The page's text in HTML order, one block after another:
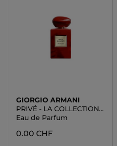
GIORGIO ARMANI
PRIVÉ - LA COLLECTION
DES TERR
Eau de Parfum
0.00 CHF